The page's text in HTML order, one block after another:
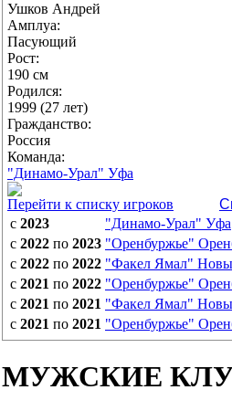
Ушков Андрей
Амплуа:
Пасующий
Рост:
190 см
Родился:
1999 (27 лет)
Гражданство:
Россия
Команда:
"Динамо-Урал" Уфа
Перейти к списку игроков
с 2023 "Динамо-Урал" Уфа
с 2022 по 2023 "Оренбуржье"
с 2022 по 2022 "Факел Ямал"
с 2021 по 2022 "Оренбуржье"
с 2021 по 2021 "Факел Ямал"
с 2021 по 2021 "Оренбуржье"
МУЖСКИЕ